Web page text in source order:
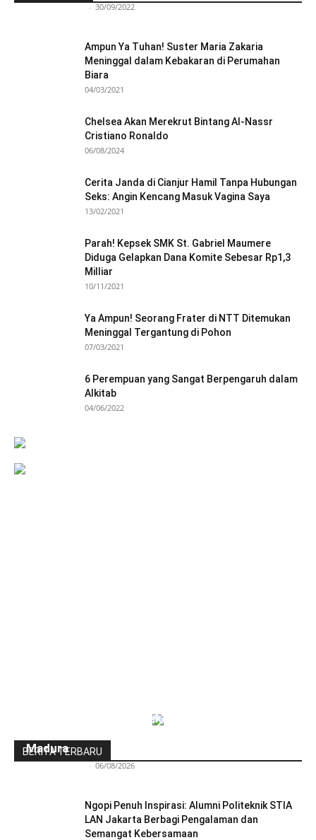
- 30/09/2022
Ampun Ya Tuhan! Suster Maria Zakaria
Meninggal dalam Kebakaran di Perumahan
Biara
04/03/2021
Chelsea Akan Merekrut Bintang Al-Nassr
Cristiano Ronaldo
06/08/2024
Cerita Janda di Cianjur Hamil Tanpa Hubungan
Seks: Angin Kencang Masuk Vagina Saya
13/02/2021
Parah! Kepsek SMK St. Gabriel Maumere
Diduga Gelapkan Dana Komite Sebesar Rp1,3
Milliar
10/11/2021
Ya Ampun! Seorang Frater di NTT Ditemukan
Meninggal Tergantung di Pohon
07/03/2021
6 Perempuan yang Sangat Berpengaruh dalam
Alkitab
04/06/2022
BERITA TERBARU
Indonesia-Tiongkok Teken MoU
Madura
- 06/08/2026
Ngopi Penuh Inspirasi: Alumni Politeknik STIA
LAN Jakarta Berbagi Pengalaman dan
Semangat Kebersamaan